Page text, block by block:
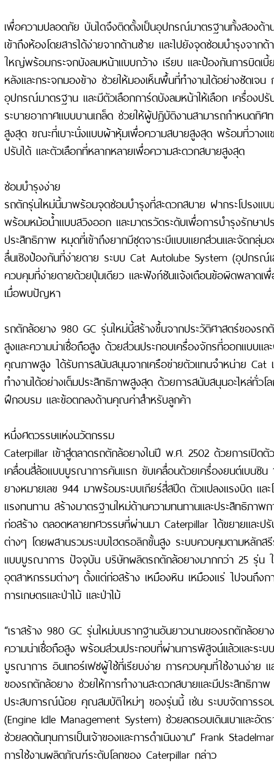
เพื่อความปลอดภัย บันไดจึงติดตั้งเป็นอุปกรณ์มาตรฐานทั้งสองด้า
เข้าถึงห้องโดยสารได้ง่ายจากด้านซ้าย และไปยังจุดซ่อมบำรุงจาก
ใหญ่พร้อมกระจกบังลมหน้าแบบกว้าง เรียบ และป้องกันการบิดเ
หลังและกระจกมองข้าง ช่วยให้มองเห็นพื้นที่ทำงานได้อย่างชัดเจน
อุปกรณ์มาตรฐาน และมีตัวเลือกการ์ดบังลมหน้าให้เลือก เครื่องป
ระบายอากาศแบบบานเกล็ด ช่วยให้ผู้ปฏิบัติงานสามารถกำหนดทิศ
สูงสุด ขณะที่เบาะนั่งแบบผ้าหุ้มเพื่อความสบายสูงสุด พร้อมที่วาง
ปรับได้ และตัวเลือกที่หลากหลายเพื่อความสะดวกสบายสูงสุด
ซ่อมบำรุงง่าย
รถตักรุ่นใหม่นี้มาพร้อมจุดซ่อมบำรุงที่สะดวกสบาย ฝากระโปรงแบ
พร้อมหม้อน้ำแบบสวิงออก และมาตรวัดระดับเพื่อการบำรุงรักษาป
ประสิทธิภาพ หมุดที่เข้าถึงยากมีชุดจาระบีแบบแยกส่วนและจัดกลุ่ม
ลื่นเชิงป้องกันที่ง่ายดาย ระบบ Cat Autolube System (อุปกรณ์
ควบคุมที่ง่ายดายด้วยปุ่มเดียว และฟังก์ชันแจ้งเตือนข้อผิดพลาดเ
เมื่อพบปัญหา
รถตักล้อยาง 980 GC รุ่นใหม่นี้สร้างขึ้นจากประวัติศาสตร์ของร
สูงและความน่าเชื่อถือสูง ด้วยส่วนประกอบเครื่องจักรที่ออกแบบแ
คุณภาพสูง ได้รับการสนับสนุนจากเครือข่ายตัวแทนจำหน่าย Cat
ทำงานได้อย่างเต็มประสิทธิภาพสูงสุด ด้วยการสนับสนุนอะไหล่ทั่ว
ฝึกอบรม และข้อตกลงด้านคุณค่าสำหรับลูกค้า
หนึ่งศตวรรษแห่งนวัตกรรม
Caterpillar เข้าสู่ตลาดรถตักล้อยางในปี พ.ศ. 2502 ด้วยการเปิด
เคลื่อนสี่ล้อแบบบูรณาการคันแรก ขับเคลื่อนด้วยเครื่องยนต์เบนซิ
ยางหมายเลข 944 มาพร้อมระบบเกียร์สี่สปีด ตัวแปลงแรงบิด แล
แรงทนทาน สร้างมาตรฐานใหม่ด้านความทนทานและประสิทธิภา
ก่อสร้าง ตลอดหลายทศวรรษที่ผ่านมา Caterpillar ได้ขยายและ
ต่างๆ โดยผสานรวมระบบไฮดรอลิกขั้นสูง ระบบควบคุมตามหลักสรี
แบบบูรณาการ ปัจจุบัน บริษัทผลิตรถตักล้อยางมากกว่า 25 รุ่น
อุตสาหกรรมต่างๆ ตั้งแต่ก่อสร้าง เหมืองหิน เหมืองแร่ ไปจนถึงก
การเกษตรและป่าไม้ และป่าไม้
“เราสร้าง 980 GC รุ่นใหม่บนรากฐานอันยาวนานของรถตักล้อยา
ความน่าเชื่อถือสูง พร้อมส่วนประกอบที่ผ่านการพิสูจน์แล้วและระ
บูรณาการ อินเทอร์เฟซผู้ใช้ที่เรียบง่าย การควบคุมที่ใช้งานง่าย
ของรถตักล้อยาง ช่วยให้การทำงานสะดวกสบายและมีประสิทธิภา
ประสบการณ์น้อย คุณสมบัติใหม่ๆ ของรุ่นนี้ เช่น ระบบจัดการรอบ
(Engine Idle Management System) ช่วยลดรอบเดินเบาและอัตร
ช่วยลดต้นทุนการเป็นเจ้าของและการดำเนินงาน” Frank
การใช้งานผลิตภัณฑ์ระดับโลกของ Caterpillar กล่าว